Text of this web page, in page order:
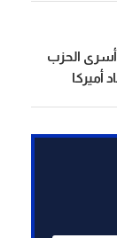
أسرى الحزب
أميركا